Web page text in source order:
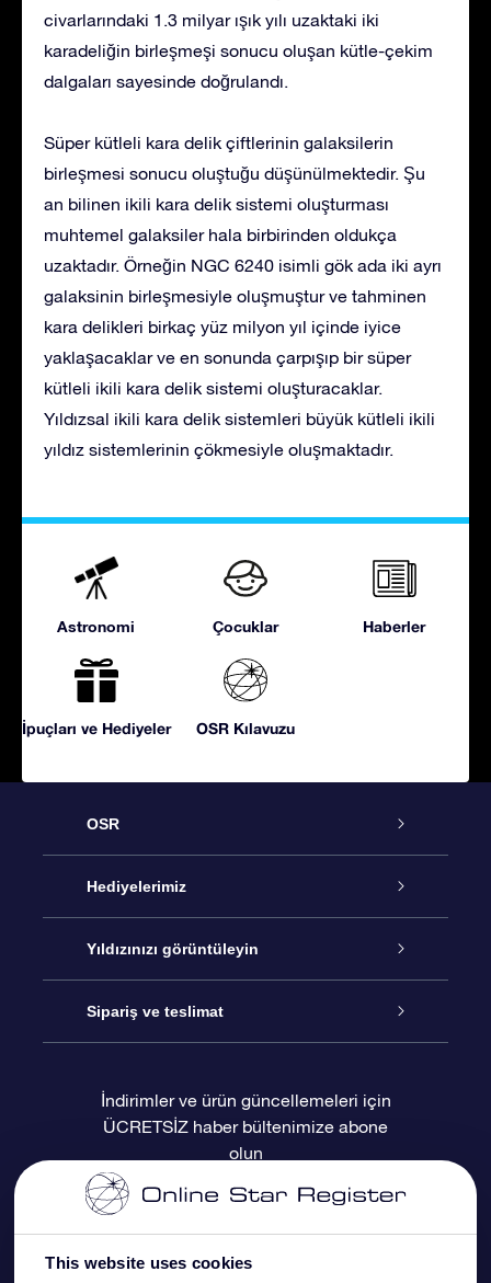
This website uses cookies
civarlarındaki 1.3 milyar ışık yılı uzaktaki iki
karadeliğin birleşmeşi sonucu oluşan kütle-çekim
dalgaları sayesinde doğrulandı.
Süper kütleli kara delik çiftlerinin galaksilerin
birleşmesi sonucu oluştuğu düşünülmektedir. Şu
an bilinen ikili kara delik sistemi oluşturması
muhtemel galaksiler hala birbirinden oldukça
uzaktadır. Örneğin NGC 6240 isimli gök ada iki ayrı
galaksinin birleşmesiyle oluşmuştur ve tahminen
kara delikleri birkaç yüz milyon yıl içinde iyice
yaklaşacaklar ve en sonunda çarpışıp bir süper
kütleli ikili kara delik sistemi oluşturacaklar.
Yıldızsal ikili kara delik sistemleri büyük kütleli ikili
yıldız sistemlerinin çökmesiyle oluşmaktadır.
Astronomi Çocuklar Haberler
İpuçları ve Hediyeler OSR Kılavuzu
OSR
Hizmet
İletişim
Blogu
Değerlendirmeler
Hediyelerimiz
Çevrimiçi Yıldız Hediyesi
OSR Hediye Paketi
OSR Hediye Kartı
Kurumsal hediyeler
Yıldızınızı görüntüleyin
Star Register
Kişiselleştirilmiş Yıldız Sayfası
Bir Milyon Yıldız
OSR Starsaver
Sipariş ve teslimat
Ödeme bilgileri
Sevkiyat bilgileri
İade Politikası
İndirimler ve ürün güncellemeleri için
ÜCRETSİZ haber bültenimize abone
olun